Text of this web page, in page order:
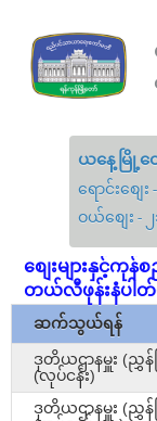
ယနေ့မြို့တ
ရောင်းစျေ
ဝယ်စျေး -
စျေးများနှင့်ကု
တယ်လီဖုန်းနံပါတ်မ
ဆက်သွယ်ရန်
ဒုတိယဌာနမှူး (ညွှန်က
(လုပ်ငန်း)
ဒုတိယဌာနမှူး (ညွှန်က